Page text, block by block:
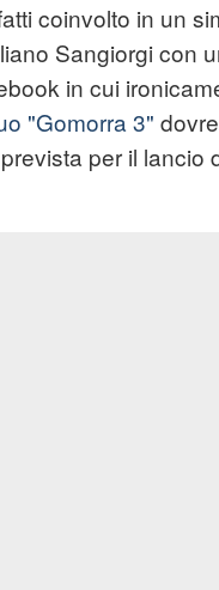
coinvolto in un
Sangiorgi con
in cui
"Gomorra 3"
per il lancio